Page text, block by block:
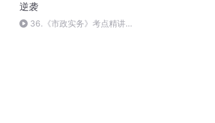
逆袭
36.《市政实务》考点精讲第